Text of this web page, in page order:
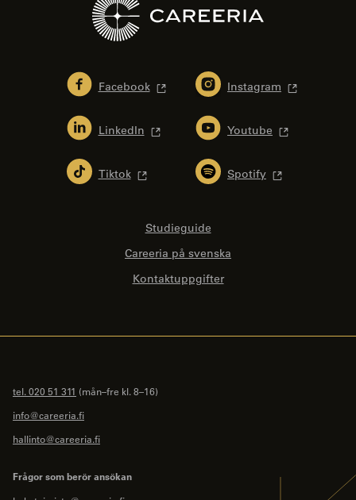
Facebook Instagram
LinkedIn Youtube
Tiktok Spotify
Studieguide
Careeria på svenska
Kontaktuppgifter
tel. 020 51 311 (mån–fre kl. 8–16)
info@careeria.fi
hallinto@careeria.fi
Frågor som berör ansökan